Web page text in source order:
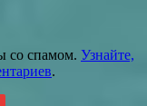
со спамом. Узнайте,
.